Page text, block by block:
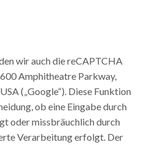
wir auch die reCAPTCHA
Amphitheatre Parkway,
(„Google“). Diese Funktion
ob eine Eingabe durch
oder missbräuchlich durch
Verarbeitung erfolgt. Der